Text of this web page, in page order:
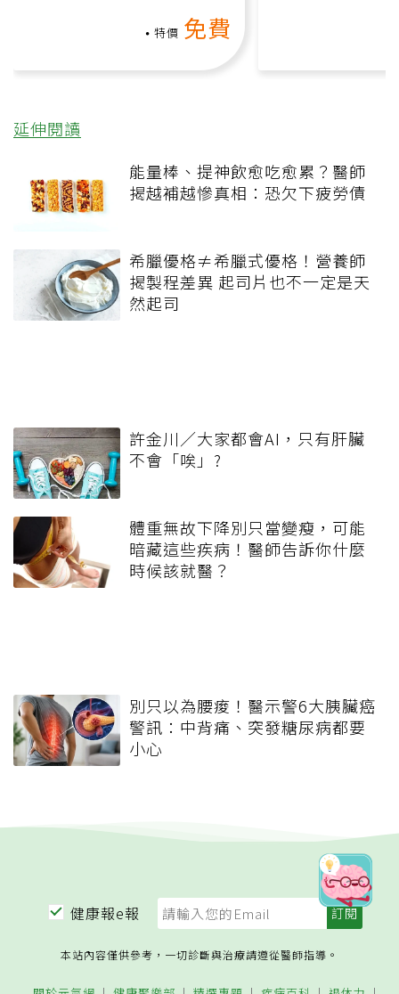
特價 免費
延伸閱讀
能量棒、提神飲愈吃愈累？醫師
揭越補越慘真相：恐欠下疲勞債
希臘優格≠希臘式優格！營養師
揭製程差異 起司片也不一定是天
然起司
許金川／大家都會AI，只有肝臟
不會「唉」?
體重無故下降別只當變瘦，可能
暗藏這些疾病！醫師告訴你什麼
時候該就醫？
別只以為腰痠！醫示警6大胰臟癌
警訊：中背痛、突發糖尿病都要
小心
健康報e報
本站內容僅供參考，一切診斷與治療請遵從醫師指導。